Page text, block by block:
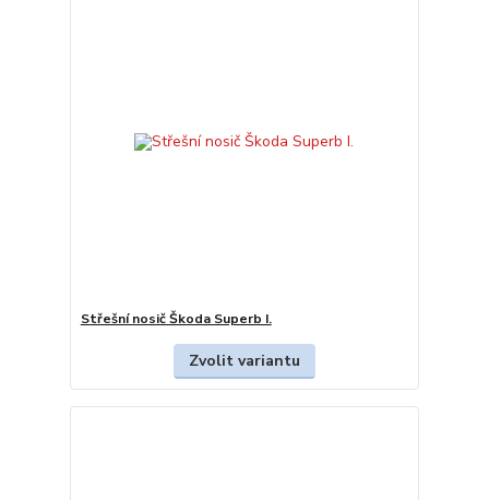
Střešní nosič Škoda Superb I.
Zvolit variantu